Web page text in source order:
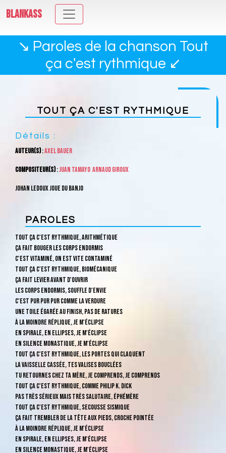
BLANKASS
↘ Paroles de la chanson Tout
ça c'est rythmique ↙
TOUT ÇA C'EST RYTHMIQUE
Détails :
Auteur(s):Axel Bauer
Compositeur(s):Juan Tamayo Arnaud Giroux
Johan Ledoux joue du banjo
PAROLES
Tout ça c'est rythmique, arithmétique
Ça fait bouger les corps endormis
C'est vitaminé, on est vite contaminé
Tout ça c'est rythmique, biomécanique
Ça fait levier avant d'ouvrir
Les corps endormis, souffle d'envie
C'est pur pur pur comme la verdure
Une toile égarée au finish, pas de ratures
À la moindre réplique, je m'éclipse
En spirale, en ellipses, je m'éclipse
En silence monastique, je m'éclipse
Tout ça c'est rythmique, les portes qui claquent
La vaisselle cassée, tes valises bouclées
Tu retournes chez ta mère, je comprends, je comprends
Tout ça c'est rythmique, comme Philip K. Dick
Pas très sérieux mais très salutaire, éphémère
Tout ça c'est rythmique, secousse sismique
Ça fait trembler de la tête aux pieds, croche pointée
À la moindre réplique, je m'éclipse
En spirale, en ellipses, je m'éclipse
En silence monastique, je m'éclipse